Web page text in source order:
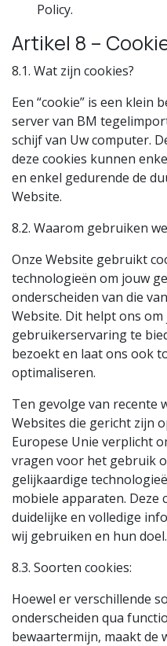
Policy.
Artikel 8 –
8.1. Wat zijn cookies?
Een “cookie” is een klein
server van BM
schijf van Uw computer.
deze cookies kunnen
en enkel gedurende de
Website.
8.2. Waarom gebruiken
Onze Website gebruikt
technologieën om jouw
onderscheiden van die
Website. Dit helpt ons om
gebruikerservaring te
bezoekt en laat ons ook
optimaliseren.
Ten gevolge van recente
Websites die gericht zijn
Europese Unie verplicht
vragen voor het gebruik
gelijkaardige
mobiele apparaten. Deze
duidelijke en volledige
wij gebruiken en hun doel.
8.3. Soorten cookies:
Hoewel er verschillende
onderscheiden qua
bewaartermijn, maakt de